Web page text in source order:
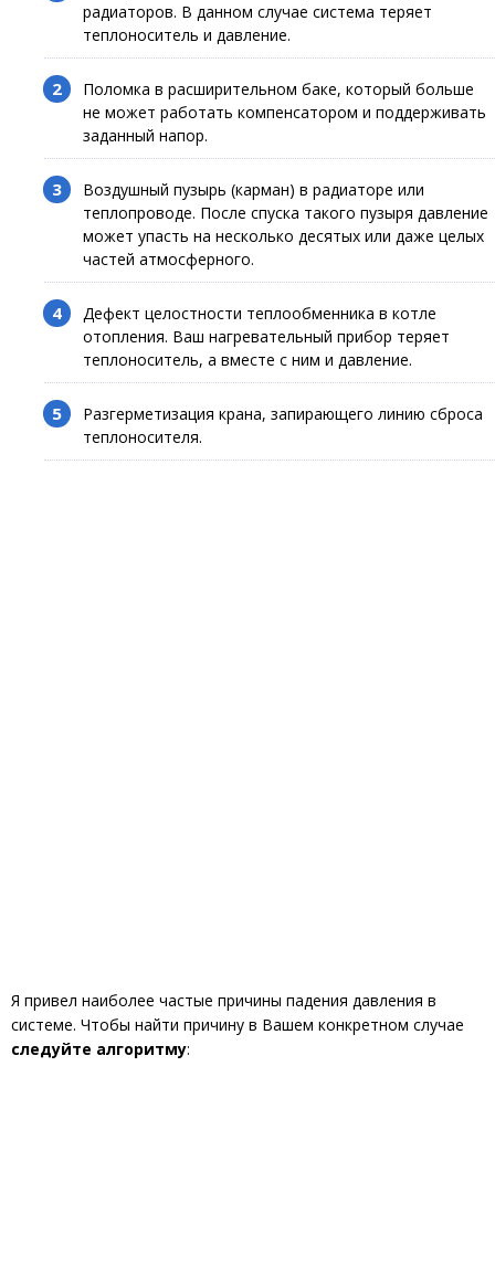
радиаторов. В данном случае система теряет
теплоноситель и давление.
Поломка в расширительном баке, который больше
не может работать компенсатором и поддерживать
заданный напор.
Воздушный пузырь (карман) в радиаторе или
теплопроводе. После спуска такого пузыря давление
может упасть на несколько десятых или даже целых
частей атмосферного.
Дефект целостности теплообменника в котле
отопления. Ваш нагревательный прибор теряет
теплоноситель, а вместе с ним и давление.
Разгерметизация крана, запирающего линию сброса
теплоносителя.
Я привел наиболее частые причины падения давления в
системе. Чтобы найти причину в Вашем конкретном случае
следуйте алгоритму: